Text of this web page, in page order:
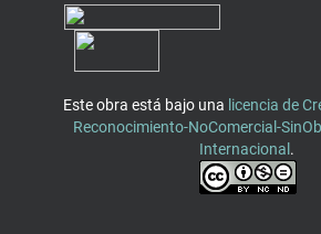
Este obra está bajo una licencia de
Reconocimiento-NoComercial-
Internacional .